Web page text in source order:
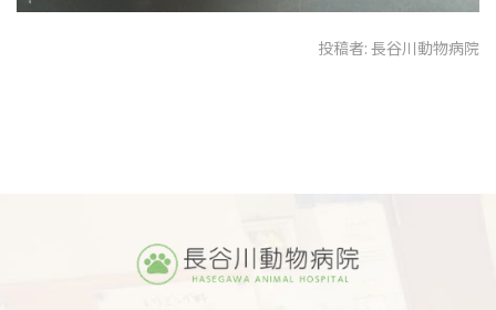
投稿者: 長谷川動物病院